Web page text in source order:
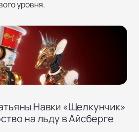
уровня.
Навки «Щелкунчик»
на льду в Айсберге